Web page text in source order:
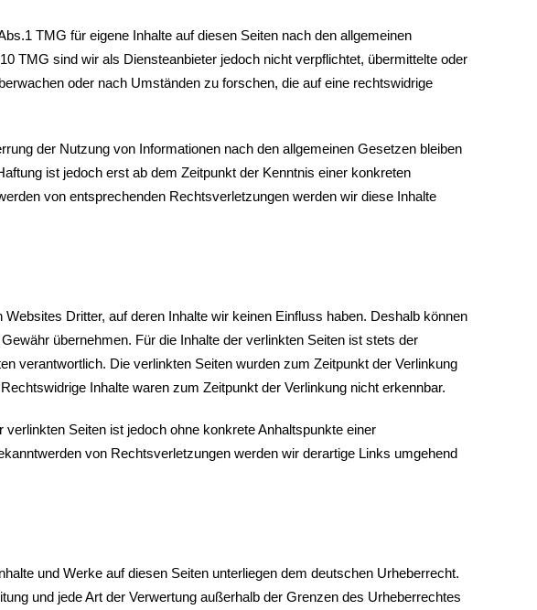
TMG für eigene Inhalte auf diesen Seiten nach den allgemeinen
TMG sind wir als Diensteanbieter jedoch nicht verpflichtet, übermittelte oder
oder nach Umständen zu forschen, die auf eine rechtswidrige
der Nutzung von Informationen nach den allgemeinen Gesetzen bleiben
ist jedoch erst ab dem Zeitpunkt der Kenntnis einer konkreten
von entsprechenden Rechtsverletzungen werden wir diese Inhalte
Dritter, auf deren Inhalte wir keinen Einfluss haben. Deshalb können
übernehmen. Für die Inhalte der verlinkten Seiten ist stets der
verantwortlich. Die verlinkten Seiten wurden zum Zeitpunkt der Verlinkung
Inhalte waren zum Zeitpunkt der Verlinkung nicht erkennbar.
verlinkten Seiten ist jedoch ohne konkrete Anhaltspunkte einer
von Rechtsverletzungen werden wir derartige Links umgehend
und Werke auf diesen Seiten unterliegen dem deutschen Urheberrecht.
und jede Art der Verwertung außerhalb der Grenzen des Urheberrechtes